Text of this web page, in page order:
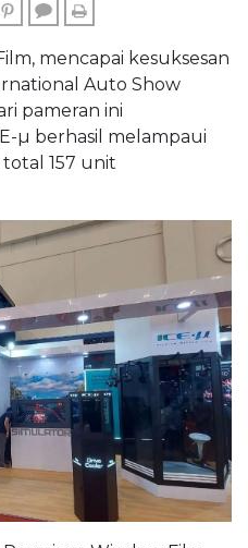
PINTERESTCOMMENTS
mencapai kesuksesan
Auto Show
pameran ini
µ berhasil melampaui
157 unit